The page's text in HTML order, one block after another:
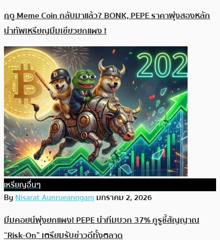
ฤดู Meme Coin กลับมาแล้ว? BONK, PEPE ราคาพุ่งสองหลัก
นำทัพเหรียญมีมเขียวยกแผง !
เหรียญอื่นๆ
ByNisarat Aunrueanngamมกราคม 2, 2026
มีมคอยน์พุ่งยกแผง! PEPE นำทีมบวก 37% กูรูชี้สัญญาณ
“Risk-On” เตรียมรับข่าวดีทั้งตลาด